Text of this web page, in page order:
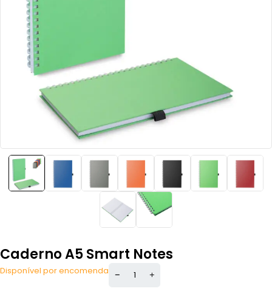
Caderno A5 Smart Notes
Disponível por encomenda